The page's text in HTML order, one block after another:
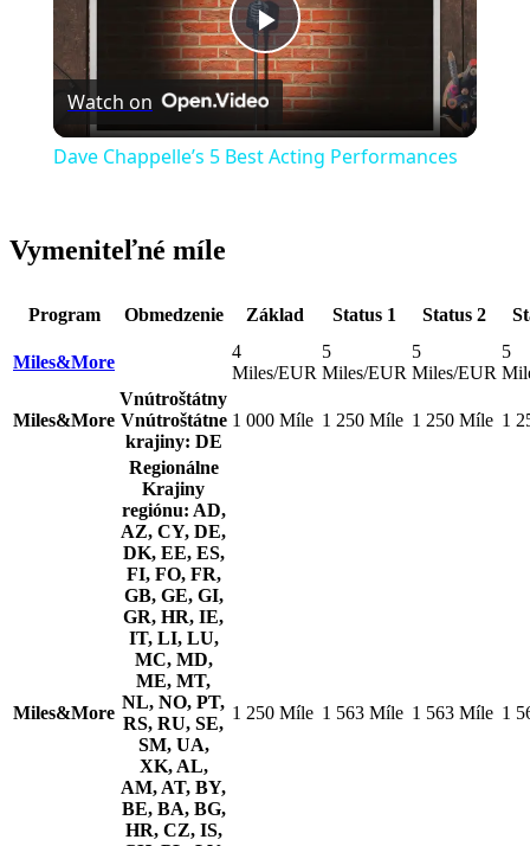
Play
Video
Watch on
Dave Chappelle’s 5 Best Acting Performances
Vymeniteľné míle
Program Obmedzenie Základ Status 1 Status 2
Miles&More
4
Miles/EUR
5
Miles/EUR
5
Miles/EUR
5
Miles&More
Vnútroštátny
Vnútroštátne
krajiny: DE
1 000 Míle 1 250 Míle 1 250 Míle 1
Miles&More
Regionálne
Krajiny
regiónu: AD,
AZ, CY, DE,
DK, EE, ES,
FI, FO, FR,
GB, GE, GI,
GR, HR, IE,
IT, LI, LU,
MC, MD,
ME, MT,
NL, NO, PT,
RS, RU, SE,
SM, UA,
XK, AL,
AM, AT, BY,
BE, BA, BG,
HR, CZ, IS,
1 250 Míle 1 563 Míle 1 563 Míle 1